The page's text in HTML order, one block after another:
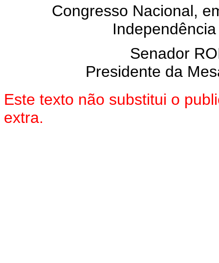
Congresso Nacional,
Senador
Presidente da
Este texto não substitui o
extra.